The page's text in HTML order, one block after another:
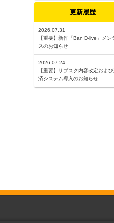
更新履歴
2026.07.31
【重要】新作「Ban D-live」メン
スのお知らせ
2026.07.24
【重要】サブスク内容改定および
済システム導入のお知らせ